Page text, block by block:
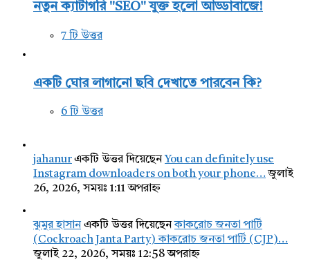
নতুন ক্যাটাগরি "SEO" যুক্ত হলো আড্ডাবাজে!
7 টি উত্তর
একটি ঘোর লাগানো ছবি দেখাতে পারবেন কি?
6 টি উত্তর
jahanurএকটি উত্তর দিয়েছেন You can definitely use
Instagram downloaders on both your phone… জুলাই
26, 2026, সময়ঃ 1:11 অপরাহ্ন
ঝুমুর হাসানএকটি উত্তর দিয়েছেনকাকরোচ জনতা পার্টি
(Cockroach Janta Party) কাকরোচ জনতা পার্টি (CJP)…
জুলাই 22, 2026, সময়ঃ 12:58 অপরাহ্ন